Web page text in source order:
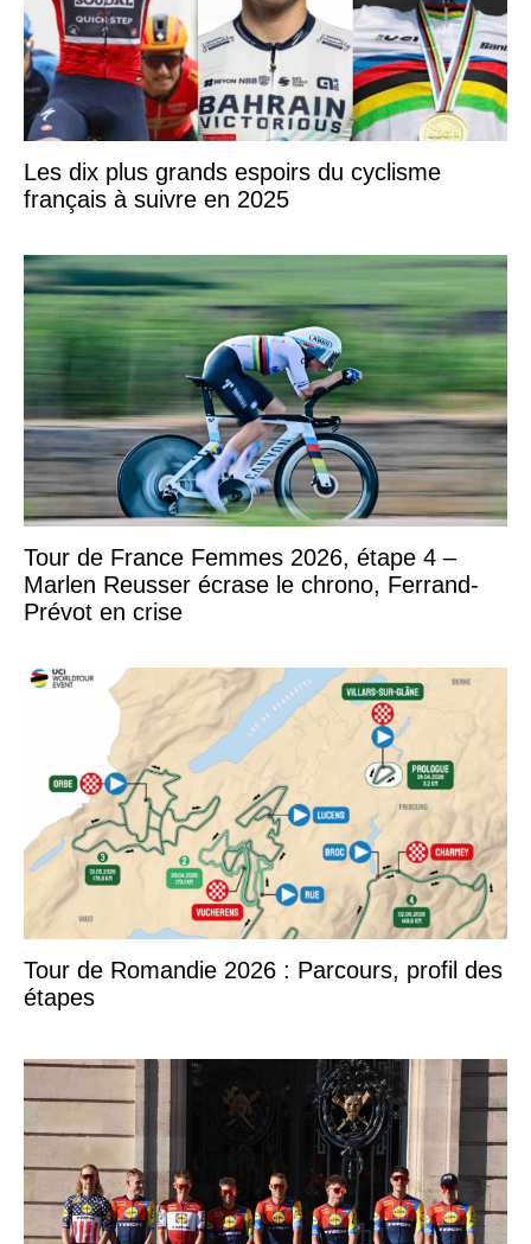
Les dix plus grands espoirs du cyclisme
français à suivre en 2025
Tour de France Femmes 2026, étape 4 –
Marlen Reusser écrase le chrono, Ferrand-
Prévot en crise
Tour de Romandie 2026 : Parcours, profil des
étapes